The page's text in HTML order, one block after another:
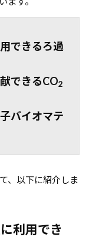
できるろ過
できるCO2
バイオマテ
、以下に紹介しま
利用でき